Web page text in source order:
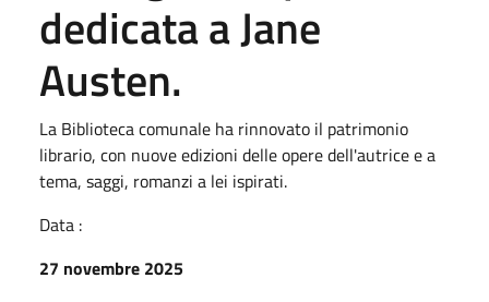
dedicata a Jane
Austen.
La Biblioteca comunale ha rinnovato il patrimonio
librario, con nuove edizioni delle opere dell'autrice e a
tema, saggi, romanzi a lei ispirati.
Data :
27 novembre 2025